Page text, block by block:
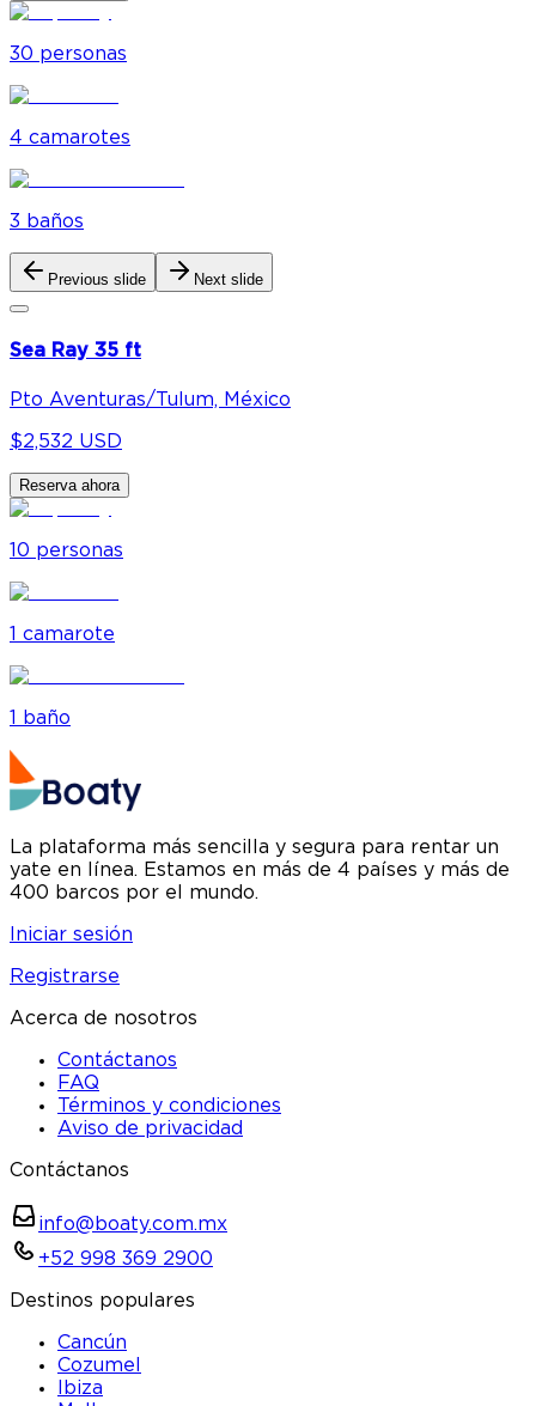
30 personas
4 camarotes
3 baños
Previous slide Next slide
Sea Ray 35 ft
Pto Aventuras/Tulum, México
$2,532 USD
Reserva ahora
10 personas
1 camarote
1 baño
La plataforma más sencilla y segura para rentar un
yate en línea. Estamos en más de 4 países y más de
400 barcos por el mundo.
Iniciar sesión
Registrarse
Acerca de nosotros
Contáctanos
FAQ
Términos y condiciones
Aviso de privacidad
Contáctanos
info@boaty.com.mx
+52 998 369 2900
Destinos populares
Cancún
Cozumel
Ibiza